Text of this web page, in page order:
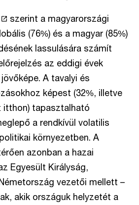
szerint a magyarországi
(76%) és a magyar (85%)
lassulására számít
az eddigi évek
A tavalyi és
képest (32%, illetve
itthon) tapasztalható
a rendkívül volatilis
környezetben. A
azonban a hazai
Egyesült Királyság,
vezetői mellett –
akik országuk helyzetét a